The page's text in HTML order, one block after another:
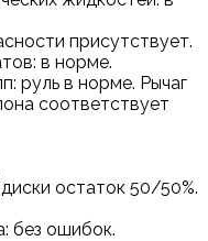
присутствует.
в норме.
руль в норме. Рычаг
соответствует
остаток 50/50%.
без ошибок.